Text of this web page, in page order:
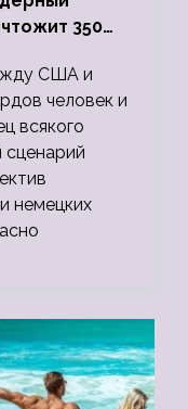
350
США и
человек и
всякого
сценарий
немецких